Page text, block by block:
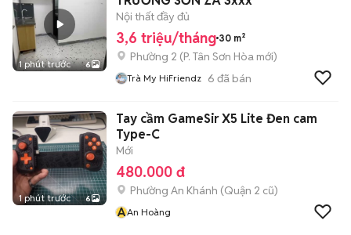
1 phút trước 6
Nội thất đầy đủ
3,6 triệu/tháng 30 m²
Phường 2 (P. Tân Sơn Hòa mới)
Trà My HiFriendz 6 đã bán
1 phút trước 6
Tay cầm GameSir X5 Lite Đen cam
Type-C
Mới
480.000 đ
Phường An Khánh (Quận 2 cũ)
AAn Hoàng